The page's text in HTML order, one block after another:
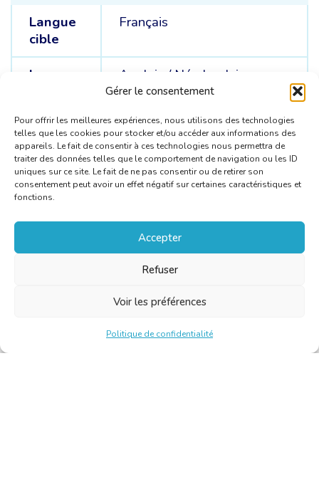
Gérer le consentement
Pour offrir les meilleures expériences, nous utilisons des technologies
telles que les cookies pour stocker et/ou accéder aux informations des
appareils. Le fait de consentir à ces technologies nous permettra de
traiter des données telles que le comportement de navigation ou les ID
uniques sur ce site. Le fait de ne pas consentir ou de retirer son
consentement peut avoir un effet négatif sur certaines caractéristiques et
fonctions.
Accepter
Refuser
Voir les préférences
Politique de confidentialité
Langue
cible
Français
Langue
Anglais / Néerlandais